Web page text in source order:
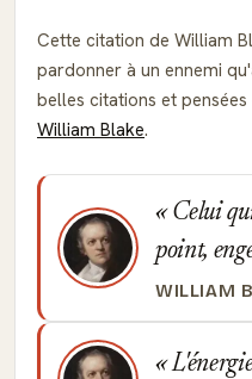
Cette citation de William
pardonner à un ennemi
belles citations et
William Blake.
Celui
point,
WILLIAM